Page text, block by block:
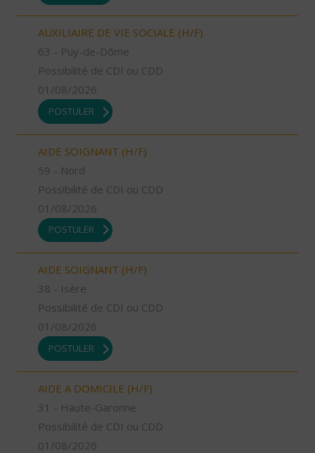
AUXILIAIRE DE VIE SOCIALE (H/F)
63 - Puy-de-Dôme
Possibilité de CDI ou CDD
01/08/2026
POSTULER
AIDE SOIGNANT (H/F)
59 - Nord
Possibilité de CDI ou CDD
01/08/2026
POSTULER
AIDE SOIGNANT (H/F)
38 - Isère
Possibilité de CDI ou CDD
01/08/2026
POSTULER
AIDE A DOMICILE (H/F)
31 - Haute-Garonne
Possibilité de CDI ou CDD
01/08/2026